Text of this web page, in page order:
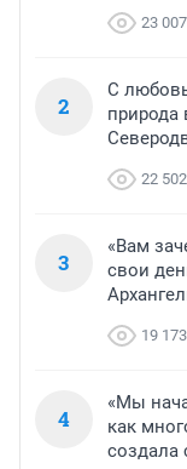
23 007
2
С
природа
22 502
3
«Вам
свои
19 173
4
«Мы
как
создала